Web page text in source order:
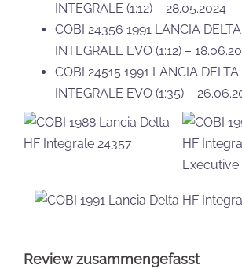
INTEGRALE (1:12) – 28.05.2024
COBI 24356 1991 LANCIA
INTEGRALE EVO (1:12) –
COBI 24515 1991 LANCIA DELTA
INTEGRALE EVO (1:35) –
Review zusammengefasst